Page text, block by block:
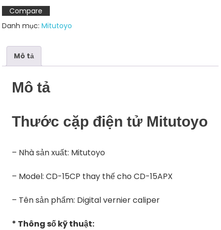
cd-
15
apx
lượng
Compare
Danh mục:Mitutoyo
Mô tả
Mô tả
Thước cặp điện tử Mitutoyo
– Nhà sản xuất: Mitutoyo
– Model: CD-15CP thay thế cho CD-15APX
– Tên sản phẩm: Digital vernier caliper
* Thông số kỹ thuật: